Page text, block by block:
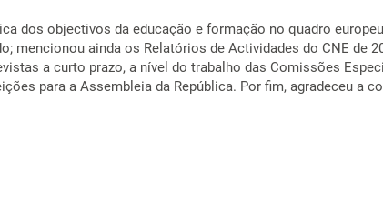
dos objectivos da educação e formação no quadro
ainda os Relatórios de Actividades do CNE de
a curto prazo, a nível do trabalho das Comissões
para a Assembleia da República. Por fim, agradeceu a